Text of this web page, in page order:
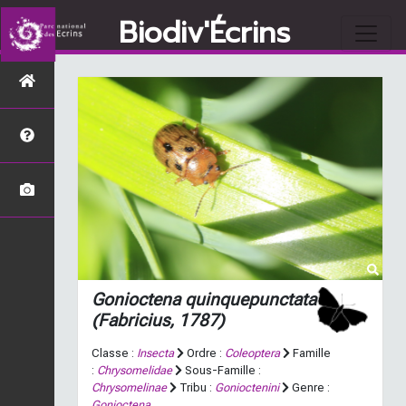
Biodiv'Écrins
Gonioctena quinquepunctata
(Fabricius, 1787)
Classe : Insecta Ordre : Coleoptera
Famille
: Chrysomelidae
Sous-Famille :
Chrysomelinae
Tribu : Gonioctenini
Genre :